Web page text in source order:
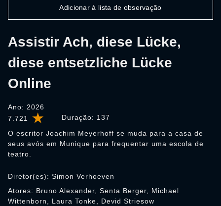
7.721 Duração: 137
Assistir Ach, diese Lücke,
diese entsetzliche Lücke
Online
Ano: 2026
O escritor Joachim Meyerhoff se muda para a casa de
seus avós em Munique para frequentar uma escola de
teatro.
Adicionar à lista de observação
Diretor(es): Simon Verhoeven
Atores: Bruno Alexander, Senta Berger, Michael
Wittenborn, Laura Tonke, Devid Striesow